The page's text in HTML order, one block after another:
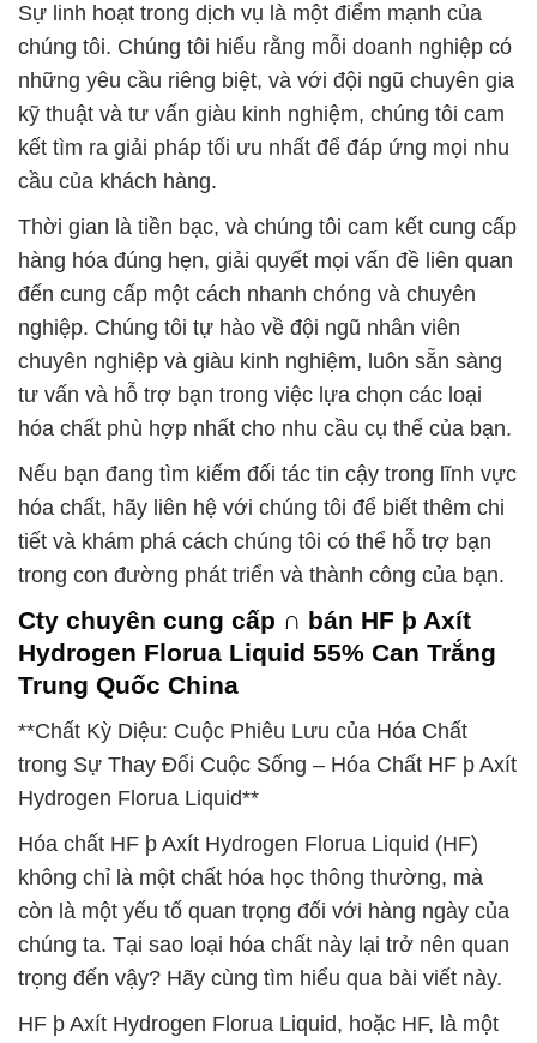
Sự linh hoạt trong dịch vụ là một điểm mạnh của
chúng tôi. Chúng tôi hiểu rằng mỗi doanh nghiệp có
những yêu cầu riêng biệt, và với đội ngũ chuyên gia
kỹ thuật và tư vấn giàu kinh nghiệm, chúng tôi cam
kết tìm ra giải pháp tối ưu nhất để đáp ứng mọi nhu
cầu của khách hàng.
Thời gian là tiền bạc, và chúng tôi cam kết cung cấp
hàng hóa đúng hẹn, giải quyết mọi vấn đề liên quan
đến cung cấp một cách nhanh chóng và chuyên
nghiệp. Chúng tôi tự hào về đội ngũ nhân viên
chuyên nghiệp và giàu kinh nghiệm, luôn sẵn sàng
tư vấn và hỗ trợ bạn trong việc lựa chọn các loại
hóa chất phù hợp nhất cho nhu cầu cụ thể của bạn.
Nếu bạn đang tìm kiếm đối tác tin cậy trong lĩnh vực
hóa chất, hãy liên hệ với chúng tôi để biết thêm chi
tiết và khám phá cách chúng tôi có thể hỗ trợ bạn
trong con đường phát triển và thành công của bạn.
Cty chuyên cung cấp ∩ bán HF þ Axít
Hydrogen Florua Liquid 55% Can Trắng
Trung Quốc China
**Chất Kỳ Diệu: Cuộc Phiêu Lưu của Hóa Chất
trong Sự Thay Đổi Cuộc Sống – Hóa Chất HF þ Axít
Hydrogen Florua Liquid**
Hóa chất HF þ Axít Hydrogen Florua Liquid (HF)
không chỉ là một chất hóa học thông thường, mà
còn là một yếu tố quan trọng đối với hàng ngày của
chúng ta. Tại sao loại hóa chất này lại trở nên quan
trọng đến vậy? Hãy cùng tìm hiểu qua bài viết này.
HF þ Axít Hydrogen Florua Liquid, hoặc HF, là một